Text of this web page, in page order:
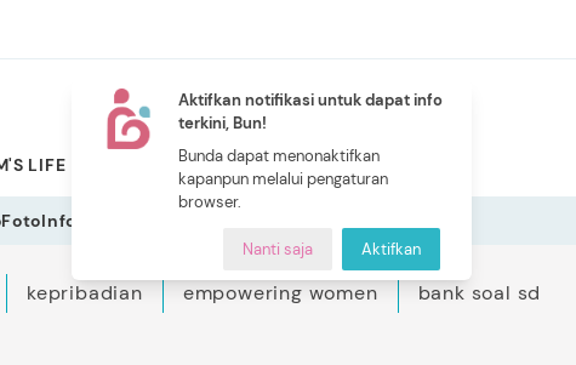
Aktifkan notifikasi untuk dapat info
terkini, Bun!
Bunda dapat menonaktifkan
kapanpun melalui pengaturan
browser.
Nanti saja Aktifkan
LIFE PILIHAN BUNDA
NEW
CERITA BUNDA
FotoInfografis
kepribadian empowering women bank soal sd